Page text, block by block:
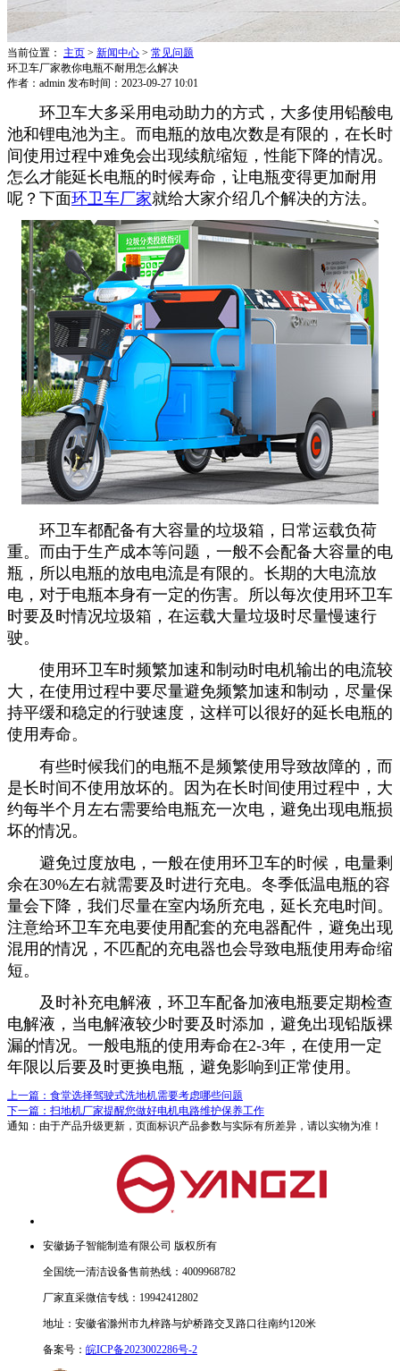
当前位置： 主页 > 新闻中心 > 常见问题
环卫车厂家教你电瓶不耐用怎么解决
作者：admin 发布时间：2023-09-27 10:01
环卫车大多采用电动助力的方式，大多使用铅酸电
池和锂电池为主。而电瓶的放电次数是有限的，在长时
间使用过程中难免会出现续航缩短，性能下降的情况。
怎么才能延长电瓶的时候寿命，让电瓶变得更加耐用
呢？下面环卫车厂家就给大家介绍几个解决的方法。
环卫车都配备有大容量的垃圾箱，日常运载负荷
重。而由于生产成本等问题，一般不会配备大容量的电
瓶，所以电瓶的放电电流是有限的。长期的大电流放
电，对于电瓶本身有一定的伤害。所以每次使用环卫车
时要及时情况垃圾箱，在运载大量垃圾时尽量慢速行
驶。
使用环卫车时频繁加速和制动时电机输出的电流较
大，在使用过程中要尽量避免频繁加速和制动，尽量保
持平缓和稳定的行驶速度，这样可以很好的延长电瓶的
使用寿命。
有些时候我们的电瓶不是频繁使用导致故障的，而
是长时间不使用放坏的。因为在长时间使用过程中，大
约每半个月左右需要给电瓶充一次电，避免出现电瓶损
坏的情况。
避免过度放电，一般在使用环卫车的时候，电量剩
余在30%左右就需要及时进行充电。冬季低温电瓶的容
量会下降，我们尽量在室内场所充电，延长充电时间。
注意给环卫车充电要使用配套的充电器配件，避免出现
混用的情况，不匹配的充电器也会导致电瓶使用寿命缩
短。
及时补充电解液，环卫车配备加液电瓶要定期检查
电解液，当电解液较少时要及时添加，避免出现铅版裸
漏的情况。一般电瓶的使用寿命在2-3年，在使用一定
年限以后要及时更换电瓶，避免影响到正常使用。
上一篇：食堂选择驾驶式洗地机需要考虑哪些问题
下一篇：扫地机厂家提醒您做好电机电路维护保养工作
通知：由于产品升级更新，页面标识产品参数与实际有所差异，请以实物为准！
安徽扬子智能制造有限公司 版权所有
全国统一清洁设备售前热线：4009968782
厂家直采微信专线：19942412802
地址：安徽省滁州市九梓路与炉桥路交叉路口往南约120米
备案号： 皖ICP备2023002286号-2